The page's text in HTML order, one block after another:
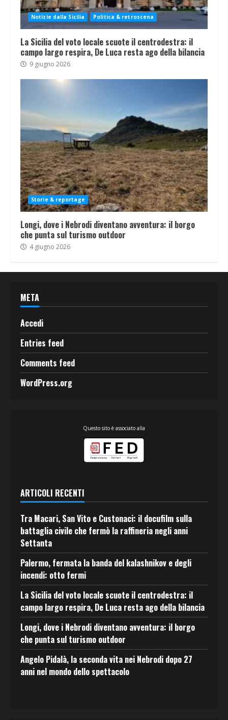
Notizie dalla Sicilia Politica & retroscena
La Sicilia del voto locale scuote il centrodestra: il
campo largo respira, De Luca resta ago della bilancia
9 giugno 2026
Storie & reportage
Longi, dove i Nebrodi diventano avventura: il borgo
che punta sul turismo outdoor
4 giugno 2026
META
Accedi
Entries feed
Comments feed
WordPress.org
Questo sito è associato alla
ARTICOLI RECENTI
Tra Macari, San Vito e Custonaci: il docufilm sulla
battaglia civile che fermò la raffineria negli anni
Settanta
Palermo, fermata la banda del kalashnikov e degli
incendi: otto fermi
La Sicilia del voto locale scuote il centrodestra: il
campo largo respira, De Luca resta ago della bilancia
Longi, dove i Nebrodi diventano avventura: il borgo
che punta sul turismo outdoor
Angelo Pidalà, la seconda vita nei Nebrodi dopo 27
anni nel mondo dello spettacolo